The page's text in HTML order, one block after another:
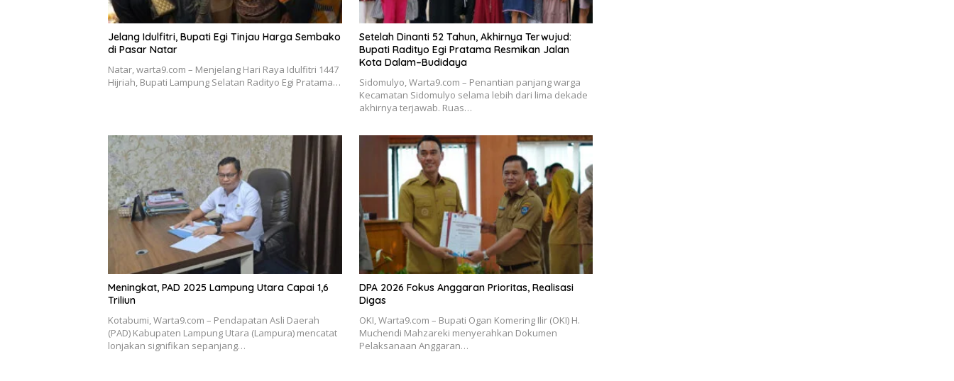
Jelang Idulfitri, Bupati Egi Tinjau Harga Sembako
di Pasar Natar
Natar, warta9.com – Menjelang Hari Raya Idulfitri 1447
Hijriah, Bupati Lampung Selatan Radityo Egi Pratama…
Setelah Dinanti 52 Tahun, Akhirnya Terwujud:
Bupati Radityo Egi Pratama Resmikan Jalan
Kota Dalam–Budidaya
Sidomulyo, Warta9.com – Penantian panjang warga
Kecamatan Sidomulyo selama lebih dari lima dekade
akhirnya terjawab. Ruas…
Meningkat, PAD 2025 Lampung Utara Capai 1,6
Triliun
Kotabumi, Warta9.com – Pendapatan Asli Daerah
(PAD) Kabupaten Lampung Utara (Lampura) mencatat
lonjakan signifikan sepanjang…
DPA 2026 Fokus Anggaran Prioritas, Realisasi
Digas
OKI, Warta9.com – Bupati Ogan Komering Ilir (OKI) H.
Muchendi Mahzareki menyerahkan Dokumen
Pelaksanaan Anggaran…